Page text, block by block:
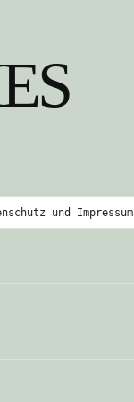
und Impressum